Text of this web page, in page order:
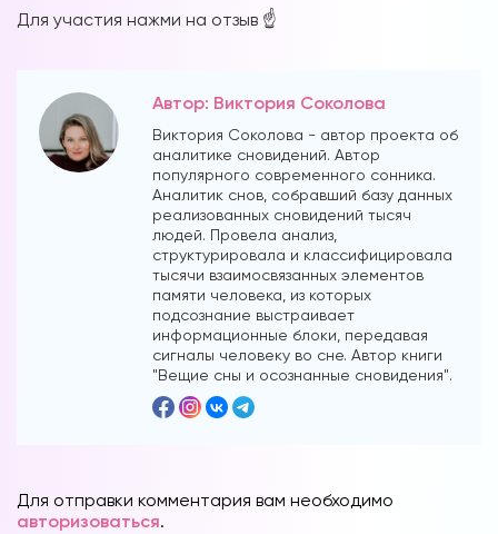
Для участия нажми на отзыв ☝️
Автор: Виктория Соколова
Виктория Соколова - автор проекта об
аналитике сновидений. Автор
популярного современного сонника.
Аналитик снов, собравший базу данных
реализованных сновидений тысяч
людей. Провела анализ,
структурировала и классифицировала
тысячи взаимосвязанных элементов
памяти человека, из которых
подсознание выстраивает
информационные блоки, передавая
сигналы человеку во сне. Автор книги
"Вещие сны и осознанные сновидения".
Для отправки комментария вам необходимо
авторизоваться.